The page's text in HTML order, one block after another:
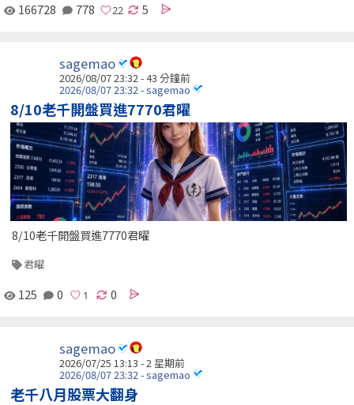
166728
778 5
sagemao
2026/08/07 23:32 -43 分鐘前
2026/08/07 23:32 - sagemao
8/10老千開盤買進7770君曜
8/10老千開盤買進7770君曜
君曜
125 0 0
sagemao
2026/07/25 13:13 - 2 星期前
2026/08/07 23:32 - sagemao
老千八月股票大翻身